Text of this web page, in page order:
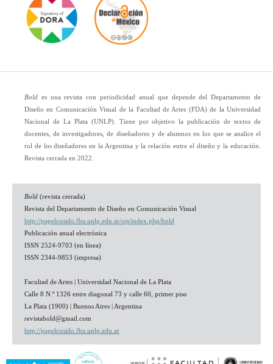
Bold es una revista con periodicidad anual que depende del Departamento de
Diseño en Comunicación Visual de la Facultad de Artes (FDA) de la Universidad
Nacional de La Plata (UNLP). Tiene por objetivo la publicación de textos de
docentes, de investigadores, de diseñadores y de alumnos en los que se analice el
rol de los diseñadores en la Argentina y la relación entre el diseño y la educación.
Revista cerrada en 2022.
Bold (revista cerrada)
Revista del Departamento de Diseño en Comunicación Visual
http://papelcosido.fba.unlp.edu.ar/ojs/index.php/bold
Publicación anual electrónica
ISSN 2524-9703 (en línea)
ISSN 2344-9853 (impresa)
Facultad de Artes | Universidad Nacional de La Plata
Calle 8 N.º 1326 entre diagonal 73 y calle 60, primer piso
La Plata (1900) | Buenos Aires | Argentina
revistabold@gmail.com
http://papelcosido.fba.unlp.edu.ar